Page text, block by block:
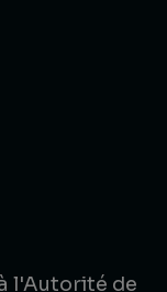
l'Autorité de